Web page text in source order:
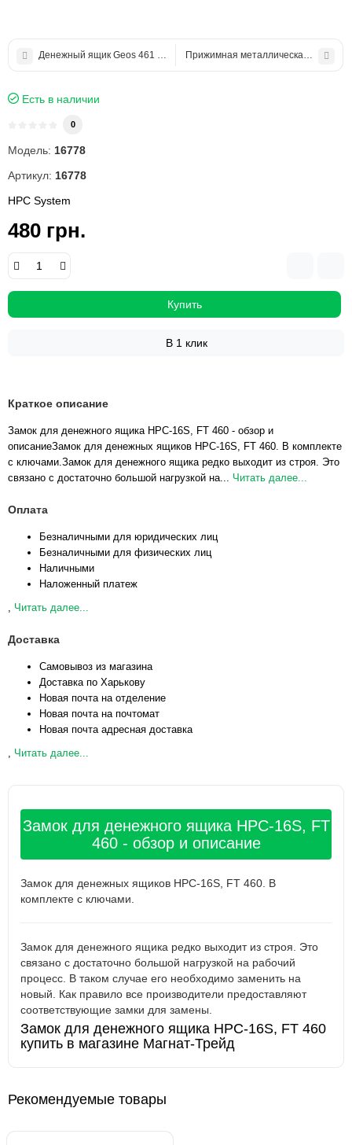
Денежный ящик Geos 461 FlipTopПрижимная металлическая лапка
Есть в наличии
0
Модель: 16778
Артикул: 16778
HPC System
480 грн.
Купить
В 1 клик
Краткое описание
Замок для денежного ящика НРС-16S, FT 460 - обзор и
описаниеЗамок для денежных ящиков НРС-16S, FT 460. В комплекте
с ключами.Замок для денежного ящика редко выходит из строя. Это
связано с достаточно большой нагрузкой на... Читать далее...
Оплата
Безналичными для юридических лиц
Безналичными для физических лиц
Наличными
Наложенный платеж
, Читать далее...
Доставка
Самовывоз из магазина
Доставка по Харькову
Новая почта на отделение
Новая почта на почтомат
Новая почта адресная доставка
, Читать далее...
Замок для денежного ящика НРС-16S, FT
460 - обзор и описание
Замок для денежных ящиков НРС-16S, FT 460. В
комплекте с ключами.
Замок для денежного ящика редко выходит из строя. Это
связано с достаточно большой нагрузкой на рабочий
процесс. В таком случае его необходимо заменить на
новый. Как правило все производители предоставляют
соответствующие замки для замены.
Замок для денежного ящика НРС-16S, FT 460
купить в магазине Магнат-Трейд
Рекомендуемые товары